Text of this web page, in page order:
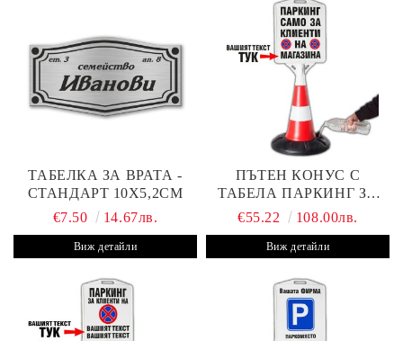
ТАБЕЛКА ЗА ВРАТА -
СТАНДАРТ 10Х5,2СМ
€7.50
14.67лв.
Виж детайли
ПЪТЕН КОНУС С
ТАБЕЛА ПАРКИНГ ЗА
КЛИЕНТИ
€55.22 108.00лв.
Виж детайли